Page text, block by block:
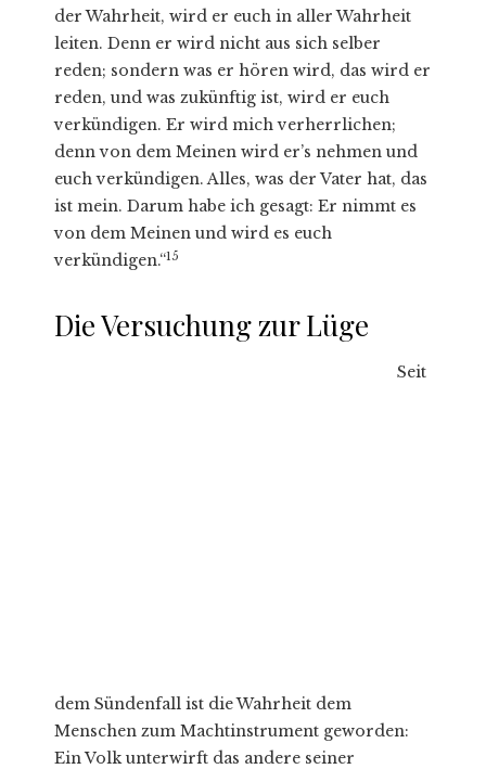
der Wahrheit, wird er euch in aller Wahrheit
leiten. Denn er wird nicht aus sich selber
reden; sondern was er hören wird, das wird er
reden, und was zukünftig ist, wird er euch
verkündigen. Er wird mich verherrlichen;
denn von dem Meinen wird er’s nehmen und
euch verkündigen. Alles, was der Vater hat, das
ist mein. Darum habe ich gesagt: Er nimmt es
von dem Meinen und wird es euch
verkündigen.“15
Die Versuchung zur Lüge
Seit
dem Sündenfall ist die Wahrheit dem
Menschen zum Machtinstrument geworden:
Ein Volk unterwirft das andere seiner